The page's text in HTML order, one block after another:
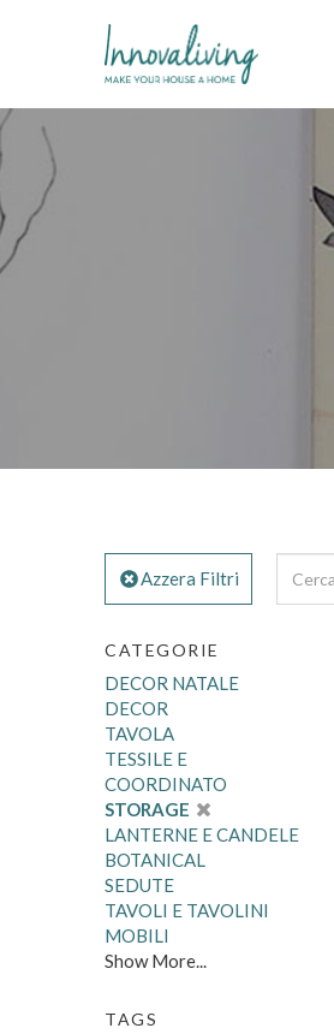
Azzera Filtri
CATEGORIE
DECOR NATALE
DECOR
TAVOLA
TESSILE E
COORDINATO
STORAGE
LANTERNE E CANDELE
BOTANICAL
SEDUTE
TAVOLI E TAVOLINI
MOBILI
Show More...
TAGS